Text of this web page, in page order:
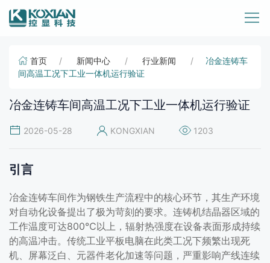
首页 新闻中心 行业新闻
冶金连铸车
间高温工况下工业一体机运行验证
冶金连铸车间高温工况下工业一体机运行验证
2026-05-28 KONGXIAN 1203
引言
冶金连铸车间作为钢铁生产流程中的核心环节，其生产环境
对自动化设备提出了极为苛刻的要求。连铸机结晶器区域的
工作温度可达800℃以上，辐射热强度在设备表面形成持续
的高温冲击。传统工业平板电脑在此类工况下频繁出现死
机、屏幕泛白、元器件老化加速等问题，严重影响产线连续